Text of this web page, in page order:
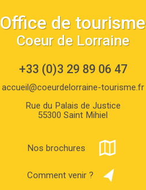
Office de tourisme
Coeur de Lorraine
+33 (0)3 29 89 06 47
accueil@coeurdelorraine-tourisme.fr
Rue du Palais de Justice
55300 Saint Mihiel
Nos brochures
Comment venir ?